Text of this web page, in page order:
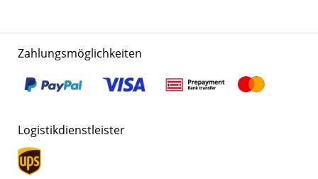
Zahlungsmöglichkeiten
Logistikdienstleister